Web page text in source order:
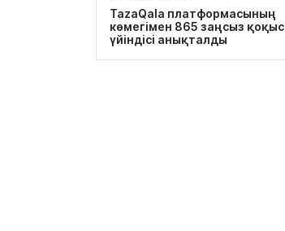
TazaQala платформасының
көмегімен 865 заңсыз қоқыс
үйіндісі анықталды